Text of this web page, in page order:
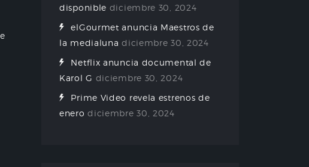
disponible diciembre 30, 2024
elGourmet anuncia Maestros de
la medialuna diciembre 30, 2024
Netflix anuncia documental de
Karol G diciembre 30, 2024
Prime Video revela estrenos de
enero diciembre 30, 2024